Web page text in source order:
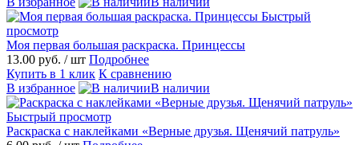
Быстрый
просмотр
Моя первая большая раскраска. Принцессы
13.00 руб. / шт Подробнее
Купить в 1 клик К сравнению
В избранное
В наличии
Быстрый просмотр
Раскраска с наклейками «Верные друзья. Щенячий патруль»